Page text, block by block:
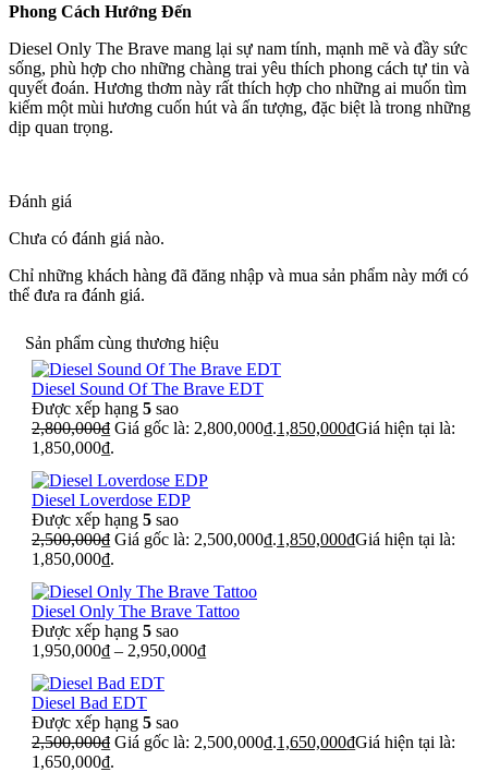
Phong Cách Hướng Đến
Diesel Only The Brave mang lại sự nam tính, mạnh mẽ và đầy sức
sống, phù hợp cho những chàng trai yêu thích phong cách tự tin và
quyết đoán. Hương thơm này rất thích hợp cho những ai muốn tìm
kiếm một mùi hương cuốn hút và ấn tượng, đặc biệt là trong những
dịp quan trọng.
Đánh giá
Chưa có đánh giá nào.
Chỉ những khách hàng đã đăng nhập và mua sản phẩm này mới có
thể đưa ra đánh giá.
Sản phẩm cùng thương hiệu
Diesel Sound Of The Brave EDT
Được xếp hạng 5 sao
2,800,000₫ Giá gốc là: 2,800,000₫.1,850,000₫Giá hiện tại là:
1,850,000₫.
Diesel Loverdose EDP
Được xếp hạng 5 sao
2,500,000₫ Giá gốc là: 2,500,000₫.1,850,000₫Giá hiện tại là:
1,850,000₫.
Diesel Only The Brave Tattoo
Được xếp hạng 5 sao
1,950,000₫ – 2,950,000₫
Diesel Bad EDT
Được xếp hạng 5 sao
2,500,000₫ Giá gốc là: 2,500,000₫.1,650,000₫Giá hiện tại là:
1,650,000₫.